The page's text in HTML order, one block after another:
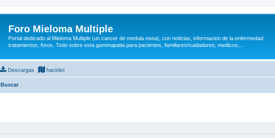
Foro Mieloma Multiple
Portal dedicado al Mieloma Multiple (un cancer de medula osea), con noticias, informacion de la enfermedad,
tratamientos, foros. Todo sobre esta gammapatia para pacientes, familiares/cuidadores, medicos,...
Descargas hacklist
Buscar